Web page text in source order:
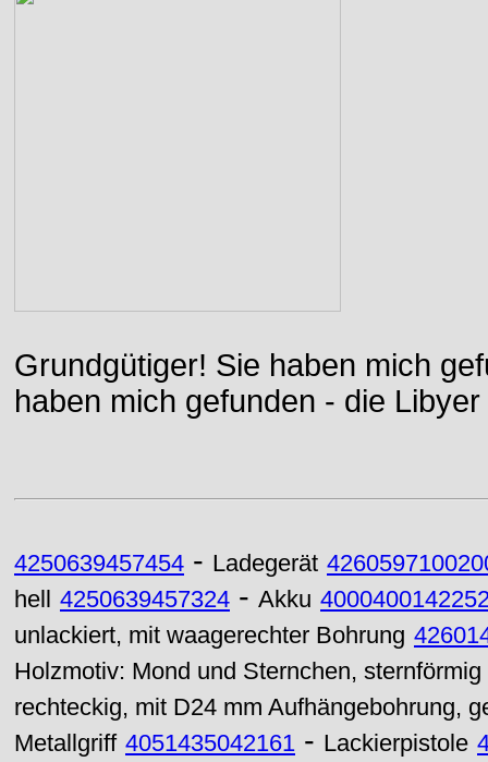
Grundgütiger! Sie haben mich
haben mich gefunden - die
4250639457454 - Ladegerät
hell
4250639457324 - Akku
unlackiert, mit waagerechter Bohrung
Holzmotiv: Mond und Sternchen, sternförmig
rechteckig, mit D24 mm Aufhängebohrung,
Metallgriff 4051435042161 - Lackierpistole